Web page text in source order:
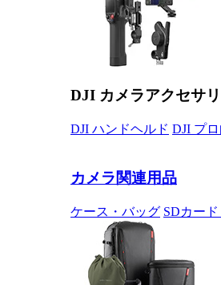
DJI カメラアクセサリ
DJI ハンドヘルド DJI プ
カメラ関連用品
ケース・バッグ SDカー